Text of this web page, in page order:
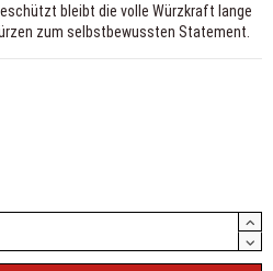
bleibt die volle Würzkraft lange
zum selbstbewussten Statement.